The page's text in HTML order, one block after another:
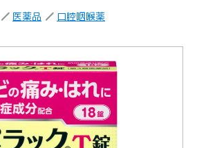
医薬品 口腔咽喉薬